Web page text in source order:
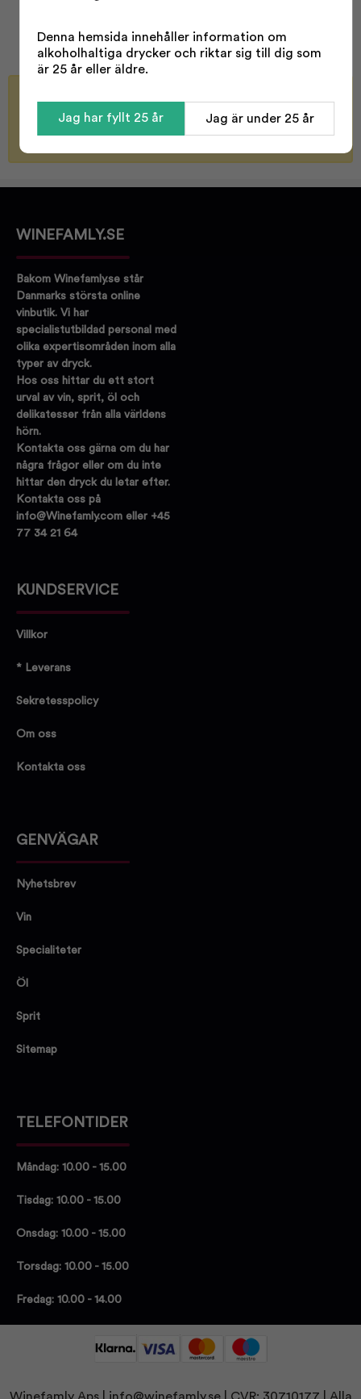
Alkohol %: 40,00
WINEFAMLY.SE
Bakom Winefamly.se står
Danmarks största online
vinbutik. Vi har
specialistutbildad personal med
olika expertisområden inom alla
typer av dryck.
Hos oss hittar du ett stort
urval av vin, sprit, öl och
delikatesser från alla världens
hörn.
Kontakta oss gärna om du har
några frågor eller om du inte
hittar den dryck du letar efter.
Kontakta oss på
info@Winefamly.com eller +45
77 34 21 64
KUNDSERVICE
Villkor
* Leverans
Sekretesspolicy
Om oss
Kontakta oss
GENVÄGAR
Nyhetsbrev
Vin
Specialiteter
Öl
Sprit
Sitemap
TELEFONTIDER
Måndag: 10.00 - 15.00
Tisdag: 10.00 - 15.00
Onsdag: 10.00 - 15.00
Torsdag: 10.00 - 15.00
Fredag: 10.00 - 14.00
Denna hemsida innehåller information om
alkoholhaltiga drycker och riktar sig till dig som
är 25 år eller äldre.
Jag har fyllt 25 år Jag är under 25 år